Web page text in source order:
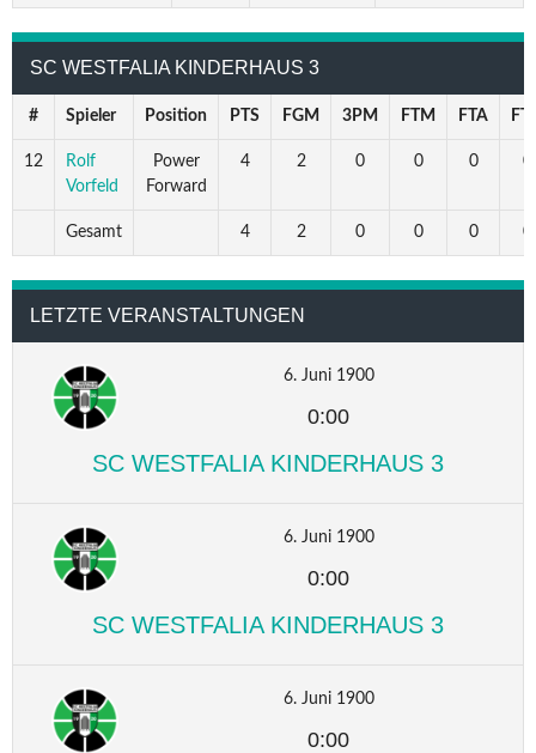
SC WESTFALIA KINDERHAUS 3
# Spieler Position PTS FGM 3PM FTM FTA
12
Rolf
Vorfeld
Power
Forward
4 2 0 0 0 0
Gesamt 4 2 0 0 0 0
LETZTE VERANSTALTUNGEN
6. Juni 1900
0:00
SC WESTFALIA KINDERHAUS 3
6. Juni 1900
0:00
SC WESTFALIA KINDERHAUS 3
6. Juni 1900
0:00